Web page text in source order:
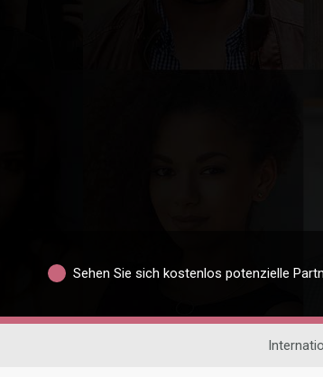
Sehen Sie sich kostenlos potenzielle